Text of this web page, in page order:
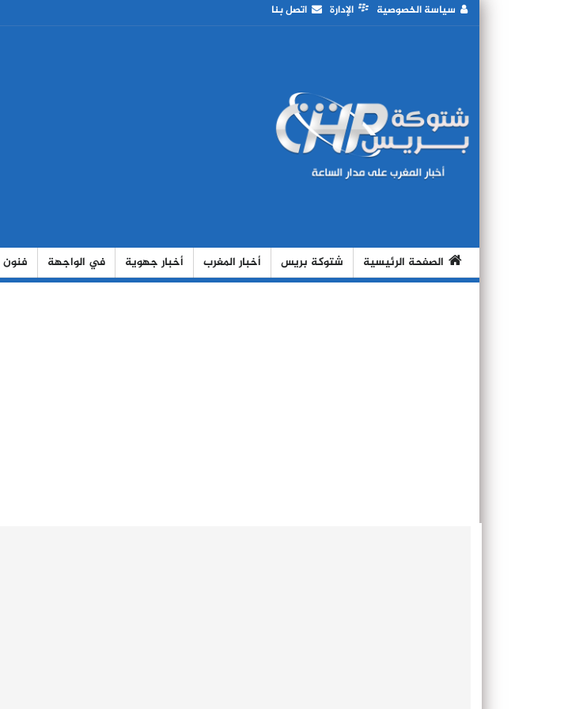
سياسة الخصوصية الإدارة اتصل بنا
الصفحة الرئيسية شتوكة بريس أخبار المغرب أخبار جهوية في الواجهة فنون